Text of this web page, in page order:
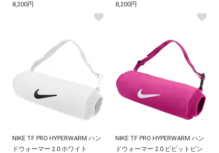
8,200円
8,200円
NIKE TF PRO HYPERWARM ハン
ドウォーマー 2.0 ホワイト
NIKE TF PRO HYPERWARM ハン
ドウォーマー 2.0 ビビットピン